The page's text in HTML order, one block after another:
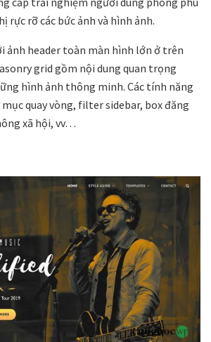
rực rỡ các bức ảnh và hình ảnh.
ảnh header toàn màn hình lớn ở trên
grid gồm nội dung quan trọng
hình ảnh thông minh. Các tính năng
quay vòng, filter sidebar, box đăng
xã hội, vv…